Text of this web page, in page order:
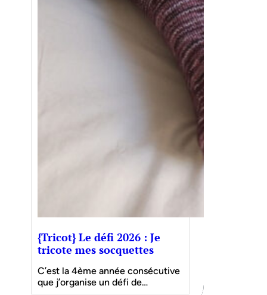
{Tricot} Le défi 2026 : Je
tricote mes socquettes
C’est la 4ème année consécutive
que j’organise un défi de…